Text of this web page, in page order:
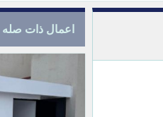
اعمال ذات صله